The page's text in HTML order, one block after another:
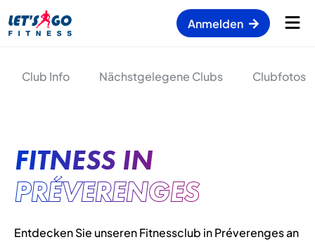
Anmelden
Club Info Nächstgelegene Clubs Clubfotos
FITNESS IN
PRÉVERENGES
Entdecken Sie unseren Fitnessclub in Préverenges an